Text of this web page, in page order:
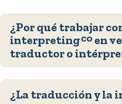
¿Por qué trabajar
interpreting
en
traductor o
¿La traducción y la